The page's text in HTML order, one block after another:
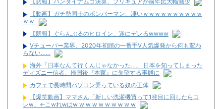
【動画】ガチ勢同士のボンバーマン、凄いｗｗｗｗｗｗｗｗｗｗ
ｗｗ
【朗報】ぐらんぶるのヒロイン、遂にデレるwwww
Vチューバー業界、2020年初頭の一番手V人気爆発から何も変わ
らない……
海外「日本なんて行くんじゃなかった…」 日本を知ってしまった
ディズニー信者、帰国後『本家』に失望する事態に
カフェで長時間パソコン弄っている奴の正体
【爆笑動画】ママさん「新しい洗濯機買って1発目に回したらコ
レw」←こwれwはw w w w w w w w w w